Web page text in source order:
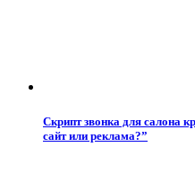
Скрипт звонка для салона
сайт или реклама?”